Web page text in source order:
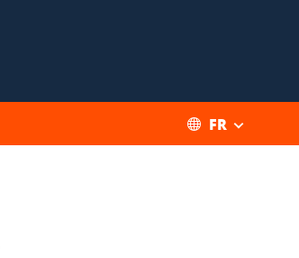
FR